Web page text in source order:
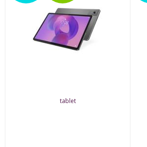
tablet